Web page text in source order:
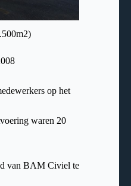
op het
waren 20
van BAM Civiel te